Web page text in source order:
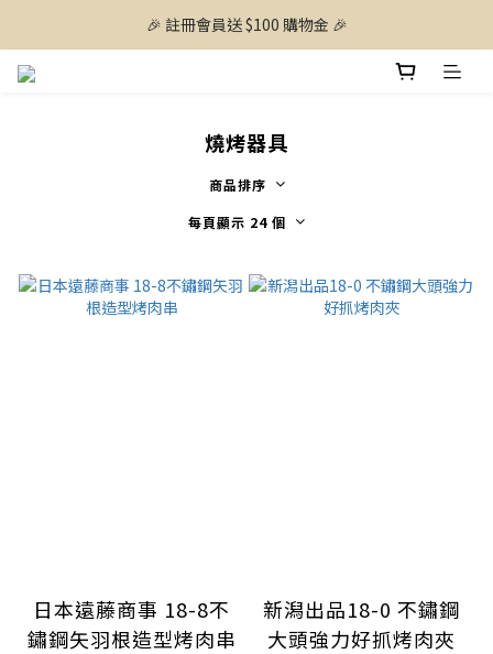
🎉 註冊會員送 $100 購物金 🎉
燒烤器具
商品排序
每頁顯示 24 個
日本遠藤商事 18-8不
鏽鋼矢羽根造型烤肉串
新潟出品18-0 不鏽鋼
大頭強力好抓烤肉夾